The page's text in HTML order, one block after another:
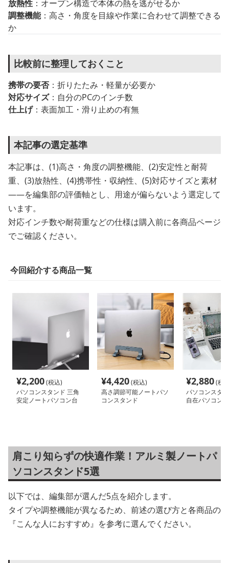
放熱性 ：オープン構造で本体の熱を逃がせるか
調整機能：高さ・角度を目線や作業に合わせて調整できる
か
比較前に整理しておくこと
携帯の要否：折りたたみ・軽量が必要か
対応サイズ：自分のPCのインチ数
仕上げ：表面加工・滑り止めの有無
本記事の選定基準
本記事は、(1)高さ・角度の調整機能、(2)安定性と耐荷
重、(3)放熱性、(4)携帯性・収納性、(5)対応サイズと素材
——を編集部の評価軸とし、用途が偏らないよう選定して
います。
対応インチ数や耐荷重などの仕様は購入前に各商品ページ
でご確認ください。
今回紹介する商品一覧
¥2,200(税込)
パソコンスタンド 三角
安定ノートパソコン台
¥4,420(税込)
高さ調節可能ノートパソ
コンスタンド
¥2,880(税
パソコンスタ
自在パソコン台
肩こり知らずの快適作業！アルミ製ノートパ
ソコンスタンド5選
以下では、編集部が選んだ5点を紹介します。
タイプや調整機能が異なるため、前述の選び方と各商品の
『こんな人におすすめ』を参考に選んでください。